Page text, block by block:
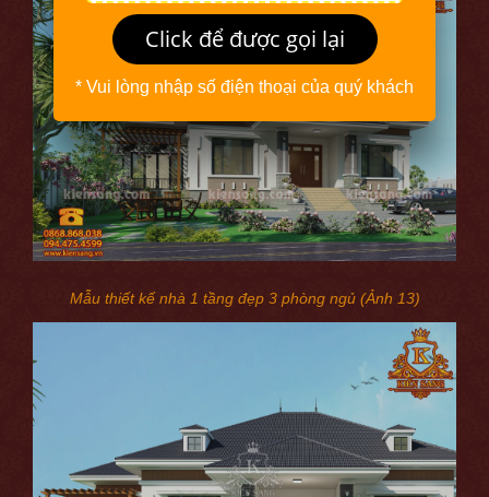
Mẫu thiết kế nhà 1 tầng đẹp 3 phòng ngủ (Ảnh 13)
Click để được gọi lại
* Vui lòng nhập số điện thoại của quý khách